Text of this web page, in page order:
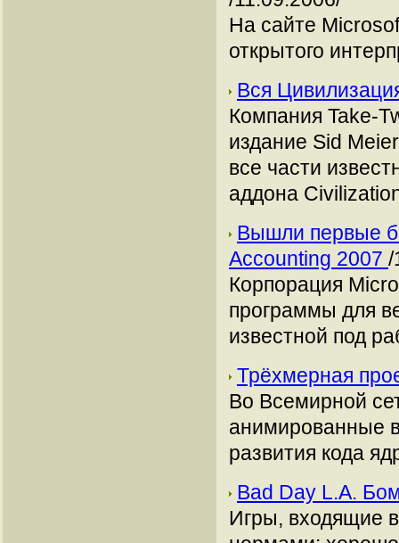
На сайте
открытого
Вся
Компания Take-
издание Sid
все части
аддона
Вышли первые
Accounting 2007 /
Корпорация
программы для
известной под
Трёхмерная
Во Всемирной
анимированные
развития кода
Bad Day L.A.
Игры, входящие